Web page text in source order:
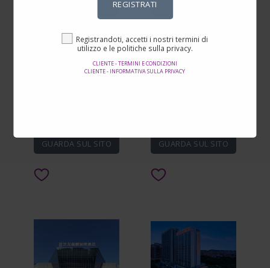
REGISTRATI
Registrandoti, accetti i nostri termini di
utilizzo e le politiche sulla privacy.
CLIENTE - TERMINI E CONDIZIONI
CLIENTE - INFORMATIVA SULLA PRIVACY
Samhaein Tourist Hotel
GUARDA SUL SITO
Mercure Xi'an
Longshouyuan Daming
GUARDA SUL SITO